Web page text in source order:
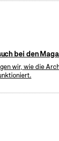
bei den
wir, wie die